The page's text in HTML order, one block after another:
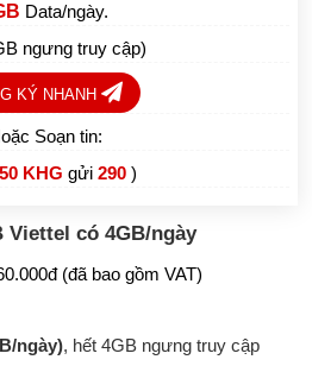
Data/ngày.
ngưng truy cập)
KÝ NHANH
Soạn tin:
KHG gửi 290 )
Viettel có 4GB/ngày
(đã bao gồm VAT)
ngày), hết 4GB ngưng truy cập